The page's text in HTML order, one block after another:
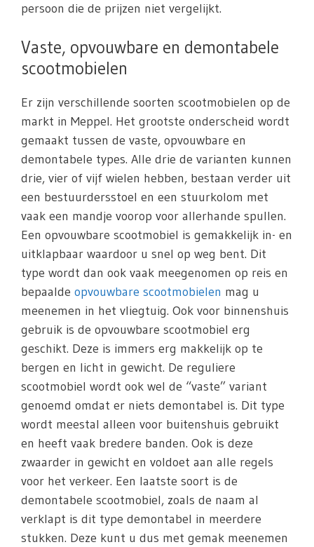
persoon die de prijzen niet vergelijkt.
Vaste, opvouwbare en demontabele
scootmobielen
Er zijn verschillende soorten scootmobielen op de
markt in Meppel. Het grootste onderscheid wordt
gemaakt tussen de vaste, opvouwbare en
demontabele types. Alle drie de varianten kunnen
drie, vier of vijf wielen hebben, bestaan verder uit
een bestuurdersstoel en een stuurkolom met
vaak een mandje voorop voor allerhande spullen.
Een opvouwbare scootmobiel is gemakkelijk in- en
uitklapbaar waardoor u snel op weg bent. Dit
type wordt dan ook vaak meegenomen op reis en
bepaalde opvouwbare scootmobielen mag u
meenemen in het vliegtuig. Ook voor binnenshuis
gebruik is de opvouwbare scootmobiel erg
geschikt. Deze is immers erg makkelijk op te
bergen en licht in gewicht. De reguliere
scootmobiel wordt ook wel de “vaste” variant
genoemd omdat er niets demontabel is. Dit type
wordt meestal alleen voor buitenshuis gebruikt
en heeft vaak bredere banden. Ook is deze
zwaarder in gewicht en voldoet aan alle regels
voor het verkeer. Een laatste soort is de
demontabele scootmobiel, zoals de naam al
verklapt is dit type demontabel in meerdere
stukken. Deze kunt u dus met gemak meenemen